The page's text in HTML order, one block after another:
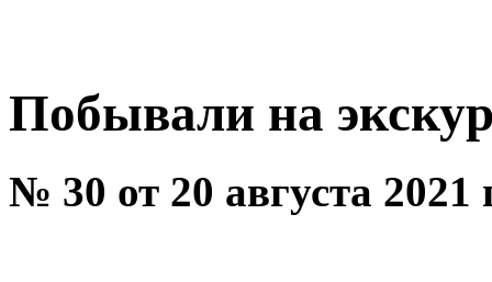
Побывали на
№ 30 от 20 августа 2021